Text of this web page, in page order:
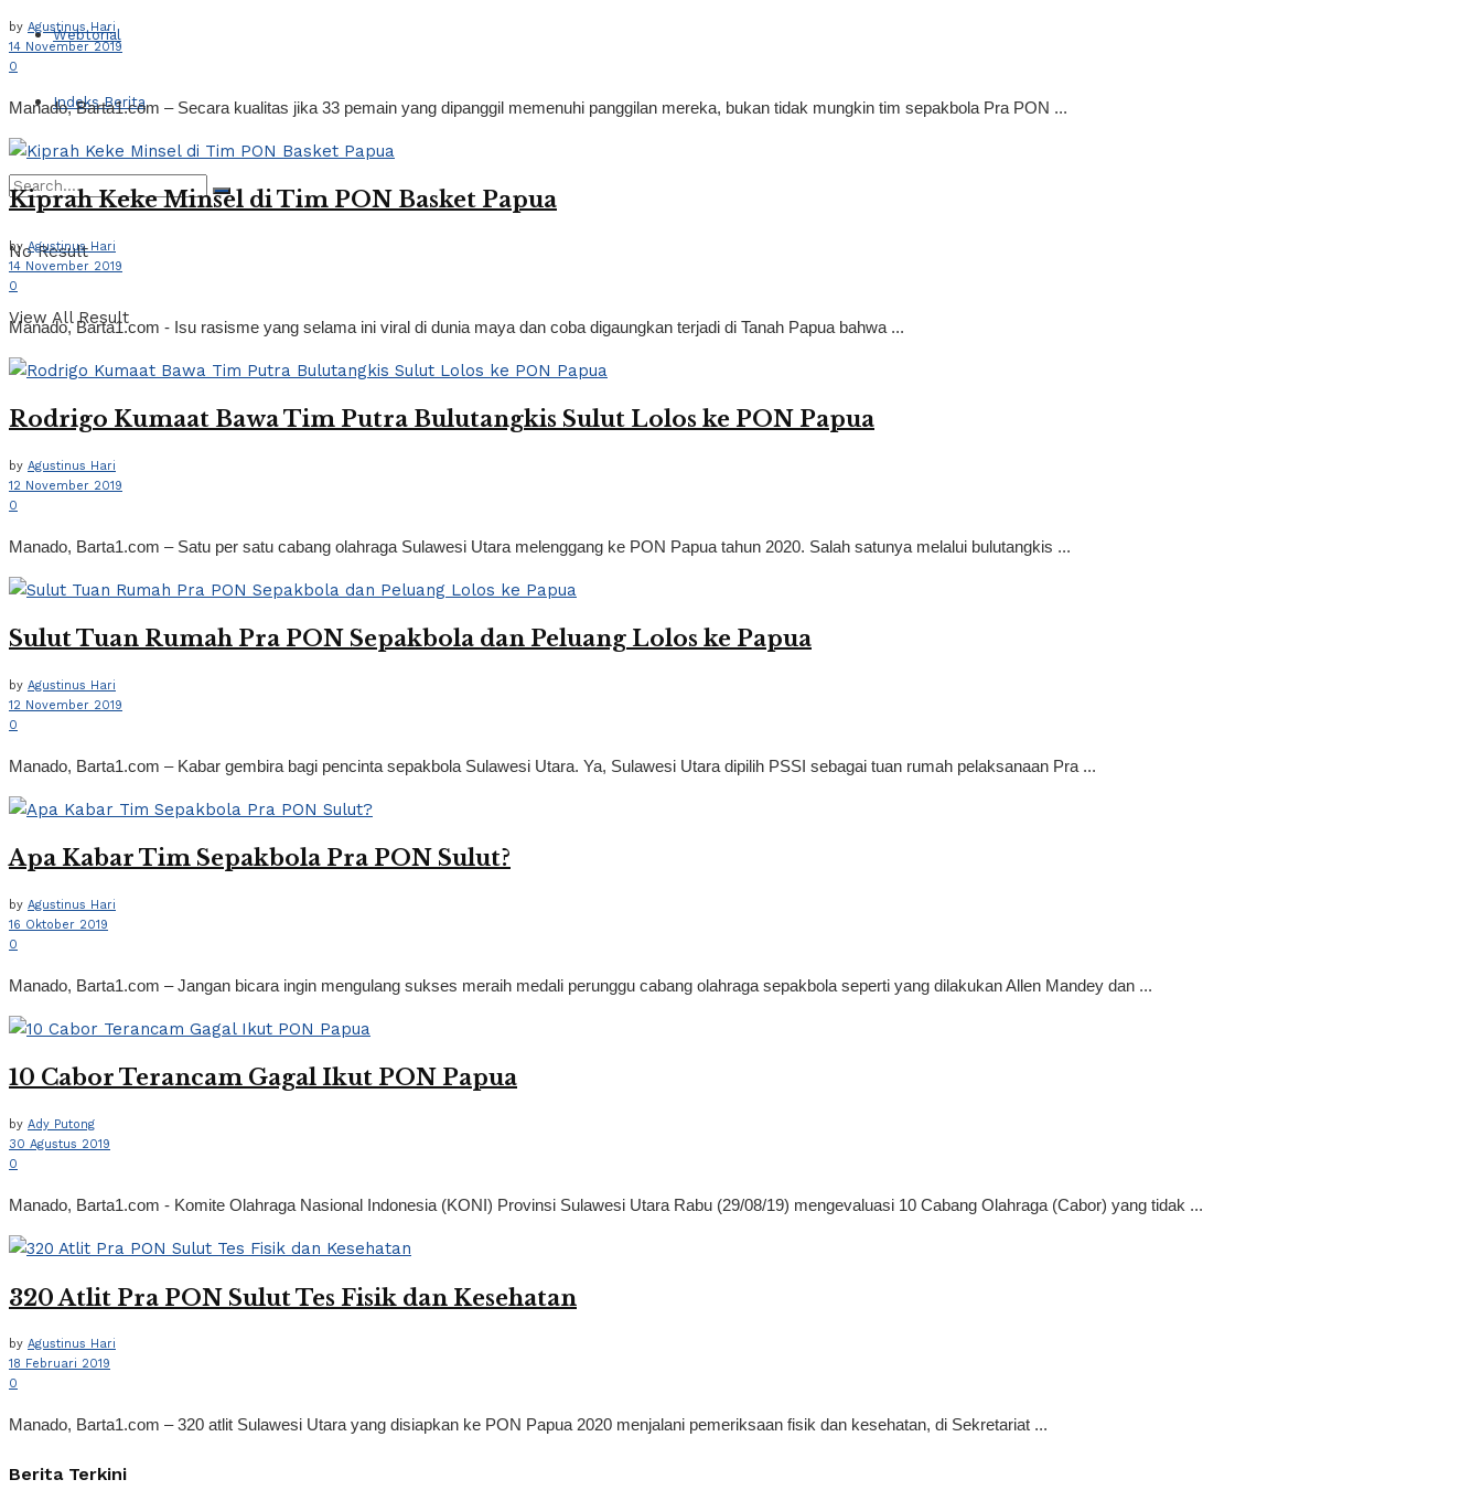
Webtorial
Indeks Berita
No Result
View All Result
by Agustinus Hari
14 November 2019
0
Manado, Barta1.com – Secara kualitas jika 33 pemain yang dipanggil memenuhi panggilan mereka, bukan tidak mungkin tim sepakbola Pra PON ...
Kiprah Keke Minsel di Tim PON Basket Papua
by Agustinus Hari
14 November 2019
0
Manado, Barta1.com - Isu rasisme yang selama ini viral di dunia maya dan coba digaungkan terjadi di Tanah Papua bahwa ...
Rodrigo Kumaat Bawa Tim Putra Bulutangkis Sulut Lolos ke PON Papua
by Agustinus Hari
12 November 2019
0
Manado, Barta1.com – Satu per satu cabang olahraga Sulawesi Utara melenggang ke PON Papua tahun 2020. Salah satunya melalui bulutangkis ...
Sulut Tuan Rumah Pra PON Sepakbola dan Peluang Lolos ke Papua
by Agustinus Hari
12 November 2019
0
Manado, Barta1.com – Kabar gembira bagi pencinta sepakbola Sulawesi Utara. Ya, Sulawesi Utara dipilih PSSI sebagai tuan rumah pelaksanaan Pra ...
Apa Kabar Tim Sepakbola Pra PON Sulut?
by Agustinus Hari
16 Oktober 2019
0
Manado, Barta1.com – Jangan bicara ingin mengulang sukses meraih medali perunggu cabang olahraga sepakbola seperti yang dilakukan Allen Mandey dan ...
10 Cabor Terancam Gagal Ikut PON Papua
by Ady Putong
30 Agustus 2019
0
Manado, Barta1.com - Komite Olahraga Nasional Indonesia (KONI) Provinsi Sulawesi Utara Rabu (29/08/19) mengevaluasi 10 Cabang Olahraga (Cabor) yang tidak ...
320 Atlit Pra PON Sulut Tes Fisik dan Kesehatan
by Agustinus Hari
18 Februari 2019
0
Manado, Barta1.com – 320 atlit Sulawesi Utara yang disiapkan ke PON Papua 2020 menjalani pemeriksaan fisik dan kesehatan, di Sekretariat ...
Berita Terkini